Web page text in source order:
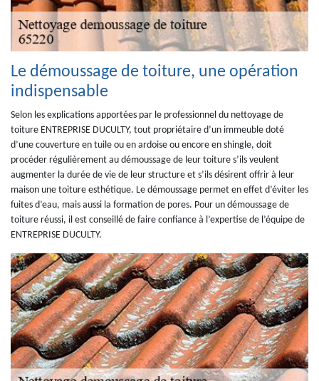
Le démoussage de toiture, une opération
indispensable
Selon les explications apportées par le professionnel du nettoyage de
toiture ENTREPRISE DUCULTY, tout propriétaire d’un immeuble doté
d’une couverture en tuile ou en ardoise ou encore en shingle, doit
procéder régulièrement au démoussage de leur toiture s’ils veulent
augmenter la durée de vie de leur structure et s’ils désirent offrir à leur
maison une toiture esthétique. Le démoussage permet en effet d’éviter les
fuites d’eau, mais aussi la formation de pores. Pour un démoussage de
toiture réussi, il est conseillé de faire confiance à l’expertise de l’équipe de
ENTREPRISE DUCULTY.